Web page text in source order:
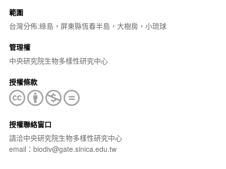
範圍
台灣分佈:綠島，屏東縣恆春半島，大樹房，小琉球
管理權
中央研究院生物多樣性研究中心
授權條款
授權聯絡窗口
請洽中央研究院生物多樣性研究中心
email：biodiv@gate.sinica.edu.tw